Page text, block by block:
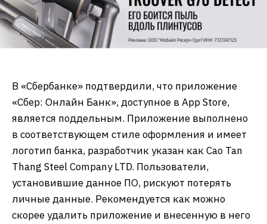
В «Сбербанке» подтвердили, что приложение
«Сбер: Онлайн Банк», доступное в App Store,
является поддельным. Приложение выполнено
в соответствующем стиле оформления и имеет
логотип банка, разработчик указан как Cao Tan
Thang Steel Company LTD. Пользователи,
установившие данное ПО, рискуют потерять
личные данные. Рекомендуется как можно
скорее удалить приложение и внесенную в него